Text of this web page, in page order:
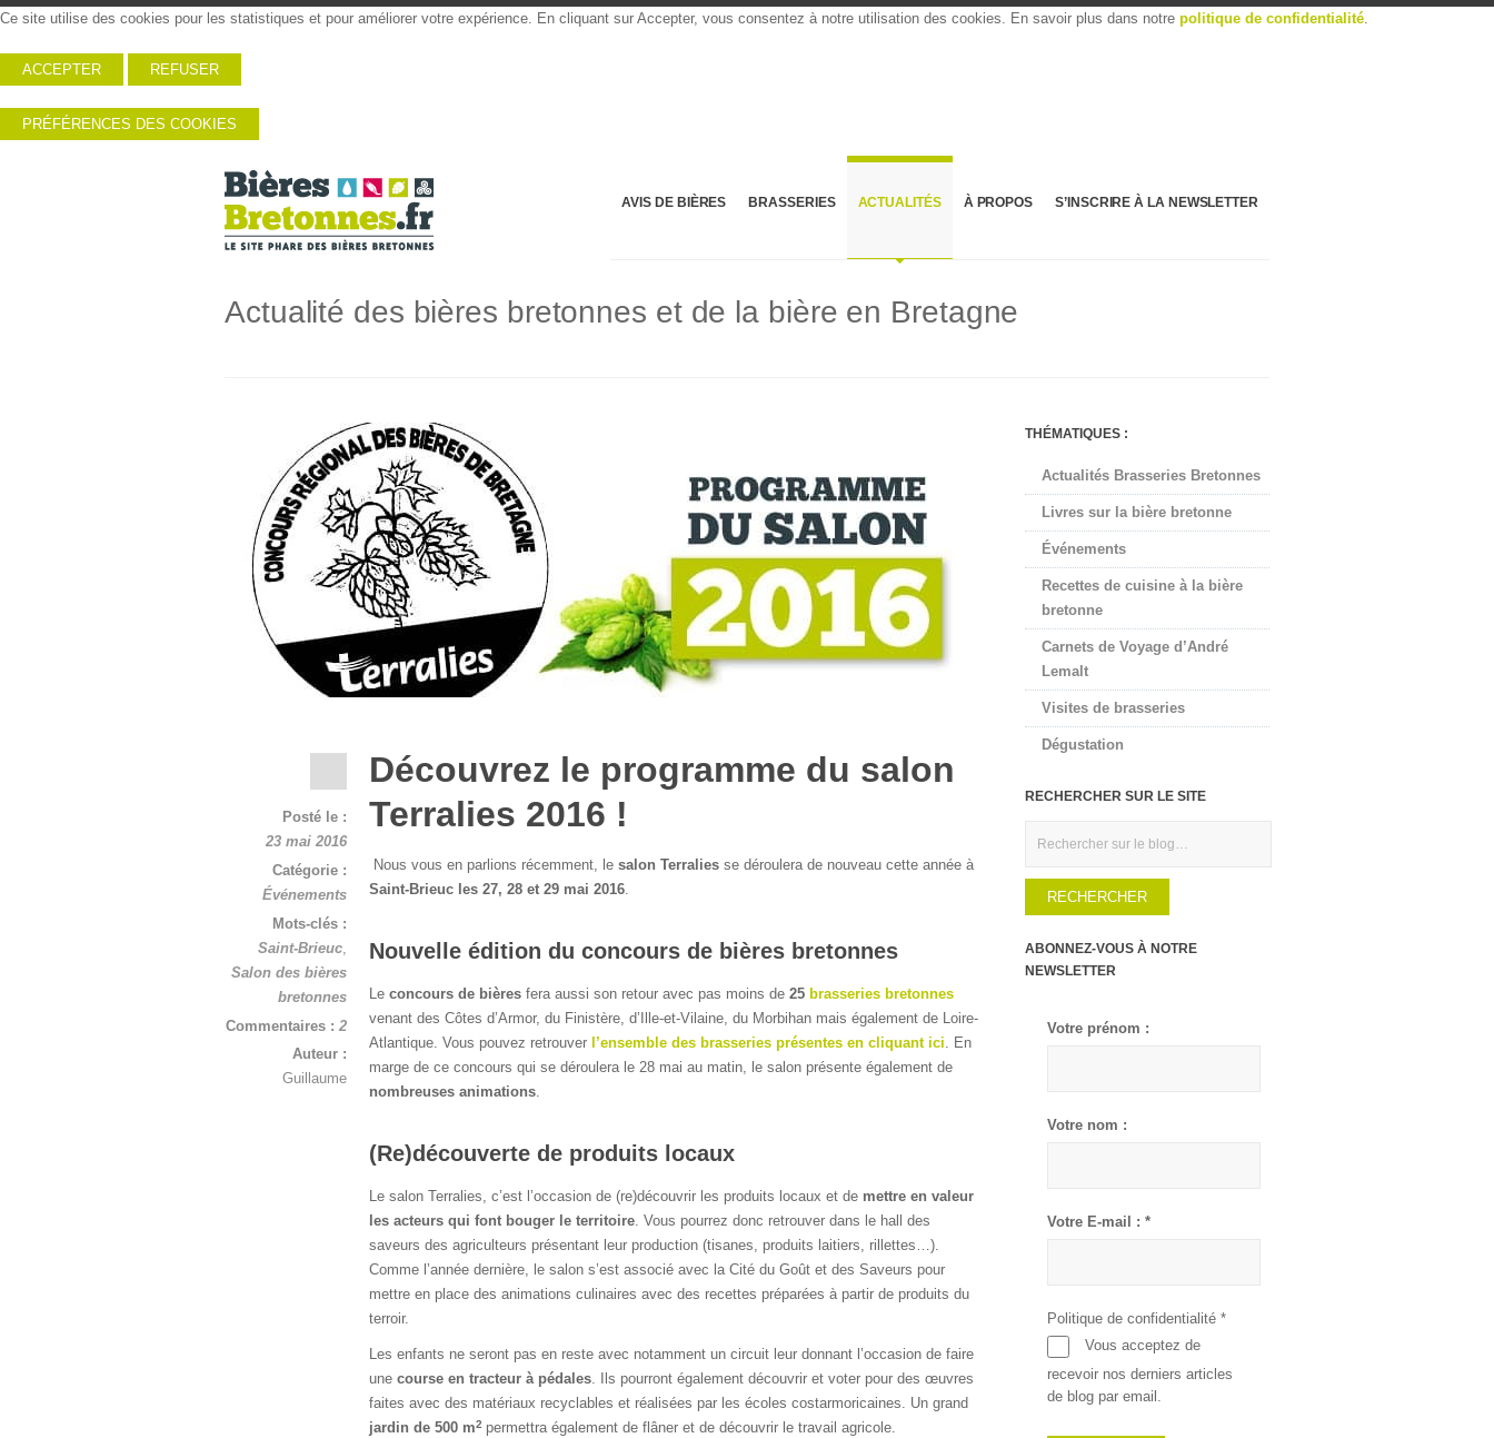
Ce site utilise des cookies pour les statistiques et pour améliorer votre expérience. En cliquant sur Accepter, vous consentez à notre utilisation des cookies. En savoir plus dans notre politique de confidentialité.
ACCEPTER REFUSER
PRÉFÉRENCES DES COOKIES
AVIS DE BIÈRES BRASSERIES ACTUALITÉS À PROPOS S’INSCRIRE À LA NEWSLETTER
Actualité des bières bretonnes et de la bière en Bretagne
Découvrez le programme du salon
Terralies 2016 !
Nous vous en parlions récemment, le salon Terralies se déroulera de nouveau cette année à
Saint-Brieuc les 27, 28 et 29 mai 2016.
Nouvelle édition du concours de bières bretonnes
Le concours de bières fera aussi son retour avec pas moins de 25 brasseries bretonnes
venant des Côtes d’Armor, du Finistère, d’Ille-et-Vilaine, du Morbihan mais également de Loire-
Atlantique. Vous pouvez retrouver l’ensemble des brasseries présentes en cliquant ici. En
marge de ce concours qui se déroulera le 28 mai au matin, le salon présente également de
nombreuses animations.
(Re)découverte de produits locaux
Le salon Terralies, c’est l’occasion de (re)découvrir les produits locaux et de mettre en valeur
les acteurs qui font bouger le territoire. Vous pourrez donc retrouver dans le hall des
saveurs des agriculteurs présentant leur production (tisanes, produits laitiers, rillettes…).
Comme l’année dernière, le salon s’est associé avec la Cité du Goût et des Saveurs pour
mettre en place des animations culinaires avec des recettes préparées à partir de produits du
terroir.
Les enfants ne seront pas en reste avec notamment un circuit leur donnant l’occasion de faire
une course en tracteur à pédales. Ils pourront également découvrir et voter pour des œuvres
faites avec des matériaux recyclables et réalisées par les écoles costarmoricaines. Un grand
jardin de 500 m2 permettra également de flâner et de découvrir le travail agricole.
Posté le :
23 mai 2016
Catégorie :
Événements
Mots-clés :
Saint-Brieuc
Salon des bières
bretonnes
Commentaires : 2
Auteur :
Guillaume
THÉMATIQUES :
Actualités Brasseries Bretonnes
Livres sur la bière bretonne
Événements
Recettes de cuisine à la bière
bretonne
Carnets de Voyage d’André
Lemalt
Visites de brasseries
Dégustation
RECHERCHER SUR LE SITE
ABONNEZ-VOUS À NOTRE
NEWSLETTER
Votre prénom :
Votre nom :
Votre E-mail : *
Politique de confidentialité *
Vous acceptez de
recevoir nos derniers articles
de blog par email.